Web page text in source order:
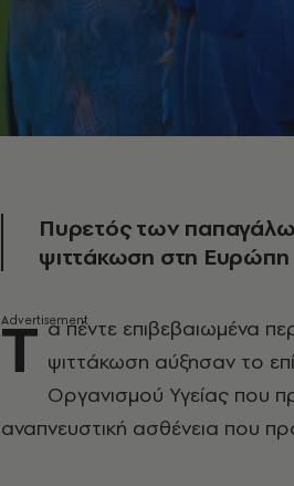
Πυρετός των
ψιττάκωση στη Ευρώπη
Τ α πέντε επιβεβαιωμένα
ψιττάκωση αύξησαν το
Οργανισμού Υγείας που
αναπνευστική ασθένεια που